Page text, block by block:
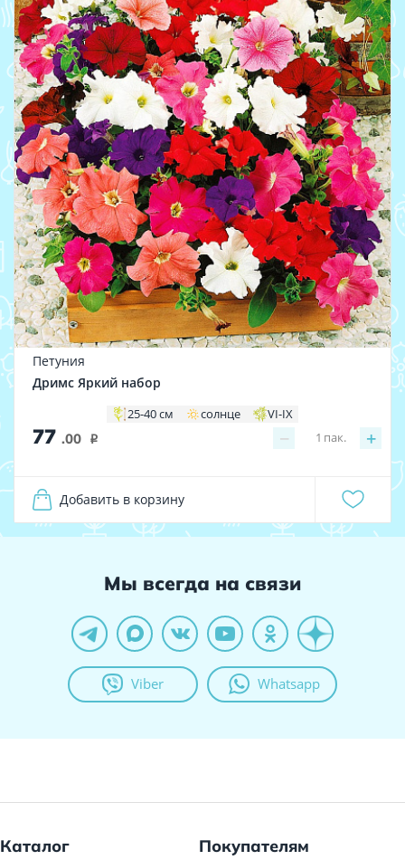
Петуния
Дримс Яркий набор
25-40 см солнце VI-IX
77 .00 i − +
1 пак.
Добавить в корзину
Мы всегда на связи
Viber Whatsapp
Каталог Покупателям